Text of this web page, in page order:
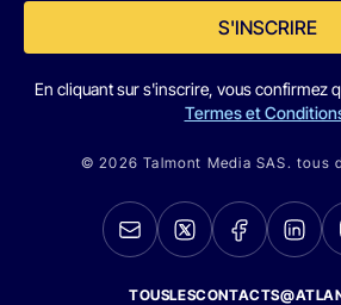
S'INSCRIRE
En cliquant sur s'inscrire, vous confirmez
Termes et
© 2026 Talmont Media SAS. tous